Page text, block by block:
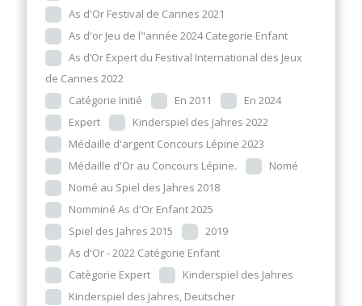
As d'Or Festival de Cannes 2021
As d'or Jeu de l"année 2024 Categorie Enfant
As d’Or Expert du Festival International des Jeux
de Cannes 2022
Catégorie Initié
En 2011
En 2024
Expert
Kinderspiel des Jahres 2022
Médaille d'argent Concours Lépine 2023
Médaille d'Or au Concours Lépine.
Nomé
Nomé au Spiel des Jahres 2018
Nomminé As d'Or Enfant 2025
Spiel des Jahres 2015
2019
As d'Or - 2022 Catégorie Enfant
Catègorie Expert
Kinderspiel des Jahres
Kinderspiel des Jahres, Deutscher